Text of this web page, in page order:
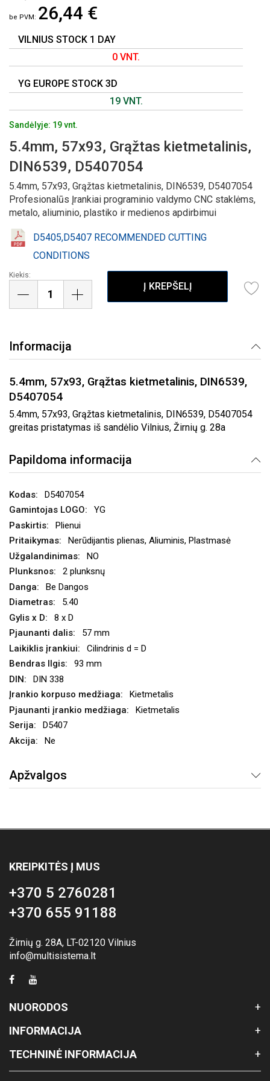
PAVEIKSLĖLIŲ
PRADŽIĄ
26,44 €
VILNIUS STOCK 1 DAY
0 VNT.
YG EUROPE STOCK 3D
19 VNT.
Sandėlyje: 19 vnt.
5.4mm, 57x93, Grąžtas kietmetalinis,
DIN6539, D5407054
5.4mm, 57x93, Grąžtas kietmetalinis, DIN6539, D5407054
Profesionalūs Įrankiai programinio valdymo CNC staklėms,
metalo, aliuminio, plastiko ir medienos apdirbimui
D5405,D5407 RECOMMENDED CUTTING
CONDITIONS
Kiekis:
Į KREPŠELĮ
Informacija
5.4mm, 57x93, Grąžtas kietmetalinis, DIN6539,
D5407054
5.4mm, 57x93, Grąžtas kietmetalinis, DIN6539, D5407054
greitas pristatymas iš sandėlio Vilnius, Žirnių g. 28a
Papildoma informacija
D5407054
YG
Plienui
Nerūdijantis plienas, Aliuminis, Plastmasė
NO
2 plunksnų
Be Dangos
5.40
8 x D
57 mm
Cilindrinis d = D
93 mm
DIN 338
Kietmetalis
Kietmetalis
D5407
Ne
Apžvalgos
KREIPKITĖS Į MUS
+370 5 2760281
+370 655 91188
Žirnių g. 28A, LT-02120 Vilnius
info@multisistema.lt
NUORODOS
INFORMACIJA
TECHNINĖ INFORMACIJA